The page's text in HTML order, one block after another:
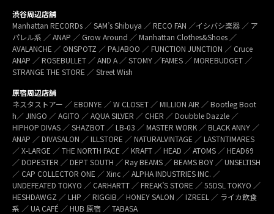
渋谷周辺店舗
Manhattan RECORDs ／ SAM’s Shibuya ／ RECO FAN ／イシバシ楽器 ／ ア
パレル系 ／ ANAP ／ Grow Around ／ Manhattan Clothes&Shoes ／
AVALANCHE ／ ONSPOTZ ／ PAJABOO ／ FUNCTION JUNCTION ／ Cruce
ANAP ／ ROSEBULLET ／ AND A ／ STOMY ／FAMES ／ MOREBUDGET ／
STRANGE THE STORE ／ Street Wish
原宿周辺店舗
ネスタストアー ／ EBONYE ／ W CLOSET ／ MILLION AIR ／ Bootleg Boot
h／ JINGO ／ AGITO ／ AQUA SILVER ／ CHER ／ Doubble Dazzle ／
HIPHOP DIVAS ／ SHAZBOT ／ LB-03 ／ MASTER WORK ／ BLACK ANNY ／
ANAP ／ DIVASALON ／ ILLSTORE ／ NATURALVINTAGE ／ LASTNTIMARES
／ X-LARGE ／ THE NORTH FACE ／ KRAFT ／ HEAD ／ ATOMS ／ HEAD69
／ DOPESTER ／ DEPT SOUTH ／ Ray BEAMS ／ BEAMS BOY ／ UNSELTISH
／ CAP COLLECTOR ONE ／ Xinc ／ ALPHA INDUSTRIES INC. ／
UNDEFEATED TOKYO ／ CARHARTT ／ FREAK’S STORE ／ 55DSL TOKYO ／
HESHDAWGZ ／ LHP ／ RIGGIB／ HONEY SALON ／ IZREEL ／ ライカ飲食
系 ／ UA CAFÉ ／ HUB 原宿 ／ TABASA